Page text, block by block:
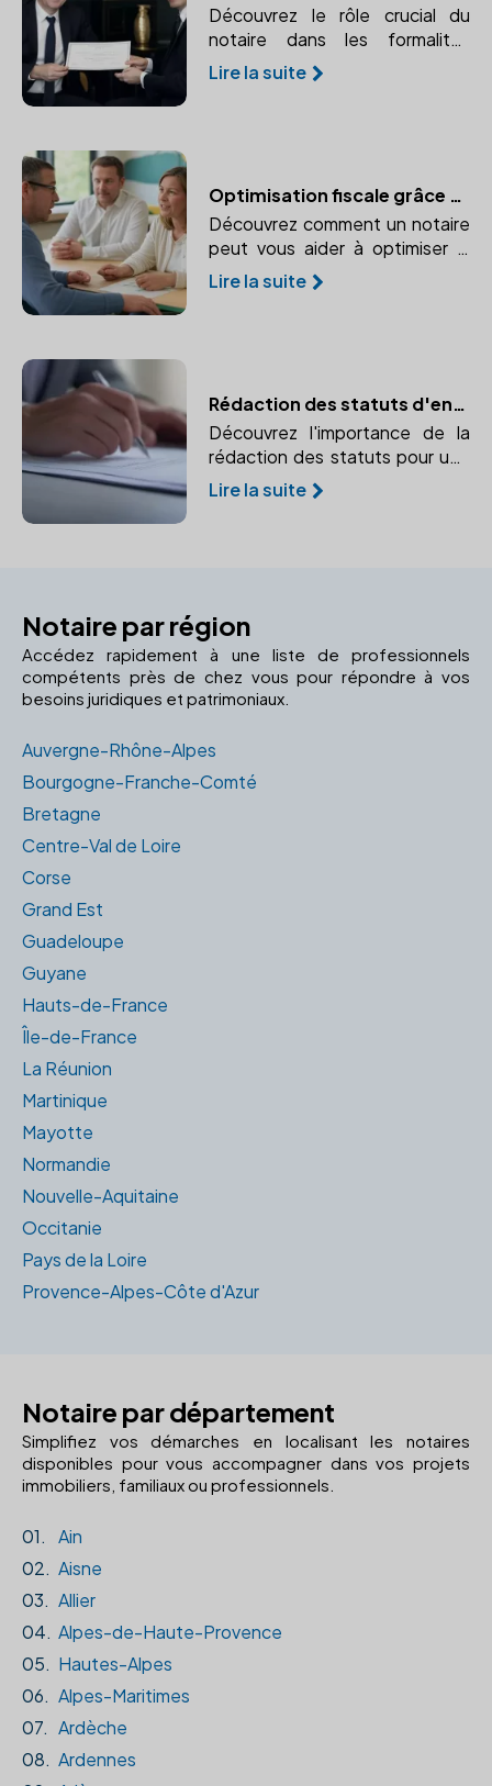
Découvrez le rôle crucial du
notaire dans les formalités
d'immatriculation de votre
entreprise. Apprenez comment
Lire la suite
Optimisation fiscale grâce au notaire : conseils et stratégies pour votre entreprise
Découvrez comment un notaire
peut vous aider à optimiser la
fiscalité de votre entreprise dès
sa création. Anticipez vos
Lire la suite
Rédaction des statuts d'entreprise : les règles à respecter
Découvrez l'importance de la
rédaction des statuts pour une
entreprise et pourquoi faire
appel à un notaire garantit leur
Lire la suite
Notaire par région
Accédez rapidement à une liste de professionnels
compétents près de chez vous pour répondre à vos
besoins juridiques et patrimoniaux.
Auvergne-Rhône-Alpes
Bourgogne-Franche-Comté
Bretagne
Centre-Val de Loire
Corse
Grand Est
Guadeloupe
Guyane
Hauts-de-France
Île-de-France
La Réunion
Martinique
Mayotte
Normandie
Nouvelle-Aquitaine
Occitanie
Pays de la Loire
Provence-Alpes-Côte d'Azur
Notaire par département
Simplifiez vos démarches en localisant les notaires
disponibles pour vous accompagner dans vos projets
immobiliers, familiaux ou professionnels.
01.
Ain
02. Aisne
03. Allier
04. Alpes-de-Haute-Provence
05. Hautes-Alpes
06. Alpes-Maritimes
07. Ardèche
08. Ardennes